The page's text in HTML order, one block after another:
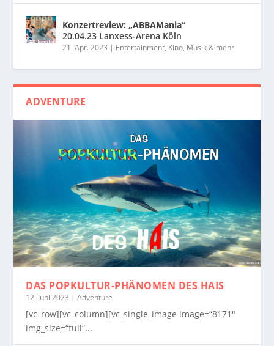
Konzertreview: „ABBAMania“
20.04.23 Lanxess-Arena Köln
21. Apr. 2023 | Entertainment, Kino, Musik & mehr
ADVENTURE
DAS POPKULTUR-PHÄNOMEN DES HAIS
12. Juni 2023 |Adventure
[vc_row][vc_column][vc_single_image image=“8171″
img_size=“full“...